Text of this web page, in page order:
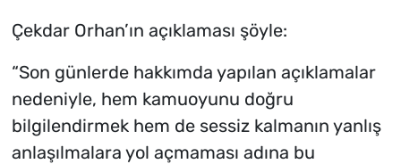
Çekdar Orhan’ın açıklaması şöyle:
“Son günlerde hakkımda yapılan açıklamalar
nedeniyle, hem kamuoyunu doğru
bilgilendirmek hem de sessiz kalmanın yanlış
anlaşılmalara yol açmaması adına bu